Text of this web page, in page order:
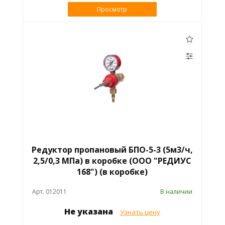
Просмотр
Редуктор пропановый БПО-5-3 (5м3/ч,
2,5/0,3 МПа) в коробке (ООО "РЕДИУС
168") (в коробке)
Арт. 012011 В наличии
Не указана Узнать цену